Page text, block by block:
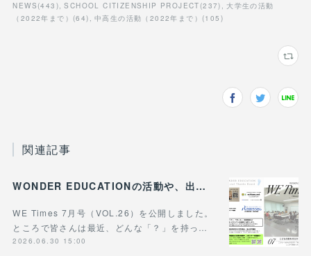
NEWS (443 ) SCHOOL CITIZENSHIP PROJECT (237)
大学生の活動
（2022年まで） (64) 中高生の活動（2022年まで） (105 )
関連記事
WONDER EDUCATIONの活動や、出張講座・講演のご案内をまとめた 『WE Times #26』を公開しました！
WE Times 7月号（VOL.26）を公開しました。
ところで皆さんは最近、どんな「？」を持っ…
2026.06.30 15:00